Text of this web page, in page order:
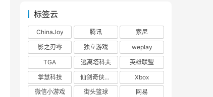
标签云
ChinaJoy 腾讯
索尼
影之刃零
独立游戏
weplay
TGA
逃离塔科夫
英雄联盟
掌慧科技
仙剑奇侠传四
Xbox
微信小游戏
街头篮球
网易